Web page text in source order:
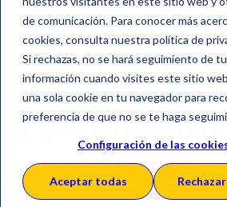
de comunicación. Para conocer más
cookies, consulta nuestra política de
Si rechazas, no se hará seguimiento de tu
información cuando visites este sitio
una sola cookie en tu navegador para
preferencia de que no se te haga
Configuración de las
Aceptar todas
Proyecto
Avances,
y
para 2028